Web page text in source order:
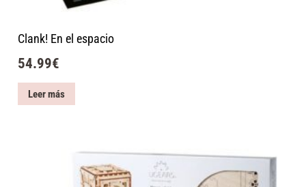
Clank! En el espacio
54.99€
Leer más